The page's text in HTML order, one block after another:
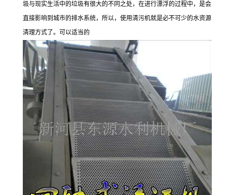
圾与现实生活中的垃圾有很大的不同之处，在进行漂浮的过程中，是会
直接影响到城市的排水系统，所以，使用清污机就是必不可少的水资源
清理方式了。可以适当的